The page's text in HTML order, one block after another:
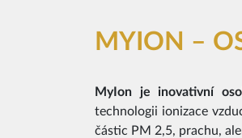
MYION –
MyIon je inovativní
technologii ionizace
částic PM 2,5, prachu,